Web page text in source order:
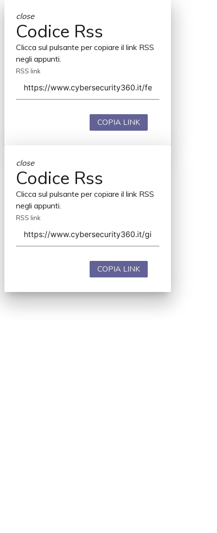
close
Codice Rss
Clicca sul pulsante per copiare il link RSS
negli appunti.
RSS link
COPIA LINK
close
Codice Rss
Clicca sul pulsante per copiare il link RSS
negli appunti.
RSS link
COPIA LINK